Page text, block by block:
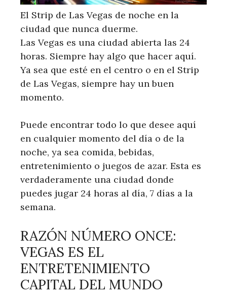
El Strip de Las Vegas de noche en la
ciudad que nunca duerme.
Las Vegas es una ciudad abierta las 24
horas. Siempre hay algo que hacer aquí.
Ya sea que esté en el centro o en el Strip
de Las Vegas, siempre hay un buen
momento.
Puede encontrar todo lo que desee aquí
en cualquier momento del día o de la
noche, ya sea comida, bebidas,
entretenimiento o juegos de azar. Esta es
verdaderamente una ciudad donde
puedes jugar 24 horas al día, 7 días a la
semana.
RAZÓN NÚMERO ONCE:
VEGAS ES EL
ENTRETENIMIENTO
CAPITAL DEL MUNDO